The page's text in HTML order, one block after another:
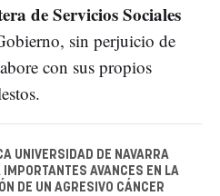
de Servicios Sociales
sin perjuicio de
con sus propios
UNIVERSIDAD DE NAVARRA
IMPORTANTES AVANCES EN LA
DE UN AGRESIVO CÁNCER